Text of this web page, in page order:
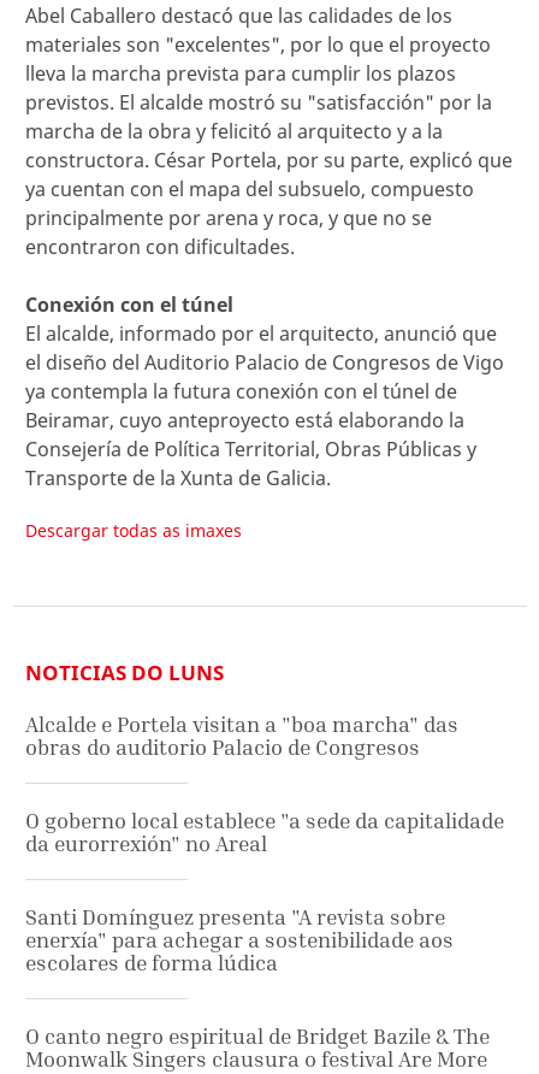
Abel Caballero destacó que las calidades de los
materiales son "excelentes", por lo que el proyecto
lleva la marcha prevista para cumplir los plazos
previstos. El alcalde mostró su "satisfacción" por la
marcha de la obra y felicitó al arquitecto y a la
constructora. César Portela, por su parte, explicó que
ya cuentan con el mapa del subsuelo, compuesto
principalmente por arena y roca, y que no se
encontraron con dificultades.
Conexión con el túnel
El alcalde, informado por el arquitecto, anunció que
el diseño del Auditorio Palacio de Congresos de Vigo
ya contempla la futura conexión con el túnel de
Beiramar, cuyo anteproyecto está elaborando la
Consejería de Política Territorial, Obras Públicas y
Transporte de la Xunta de Galicia.
Descargar todas as imaxes
NOTICIAS DO LUNS
Alcalde e Portela visitan a "boa marcha" das
obras do auditorio Palacio de Congresos
O goberno local establece "a sede da capitalidade
da eurorrexión" no Areal
Santi Domínguez presenta "A revista sobre
enerxía" para achegar a sostenibilidade aos
escolares de forma lúdica
O canto negro espiritual de Bridget Bazile & The
Moonwalk Singers clausura o festival Are More